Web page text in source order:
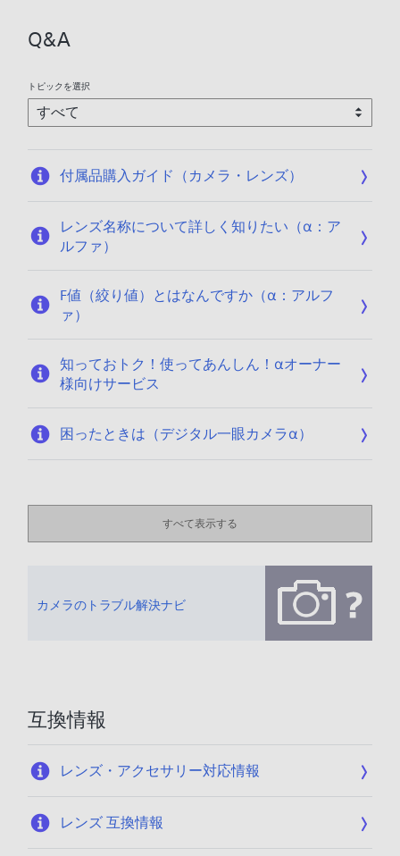
Q&A
トピックを選択
付属品購入ガイド（カメラ・レンズ）
レンズ名称について詳しく知りたい（α：ア
ルファ）
F値（絞り値）とはなんですか（α：アルフ
ァ）
知っておトク！使ってあんしん！αオーナー
様向けサービス
困ったときは（デジタル一眼カメラα）
すべて表示する
カメラのトラブル解決ナビ
互換情報
レンズ・アクセサリー対応情報
レンズ 互換情報